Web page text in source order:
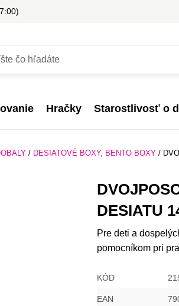
Hračky Starostlivosť o
/ DESIATOVÉ BOXY, BENTO BOXY /
DESIATU
Pre deti a
pomocníkom pri
KÓD
EAN